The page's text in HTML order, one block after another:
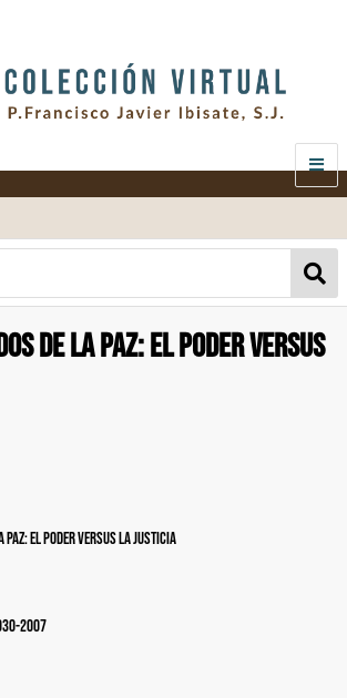
de la paz: el poder versus
paz: el poder versus la justicia
2007